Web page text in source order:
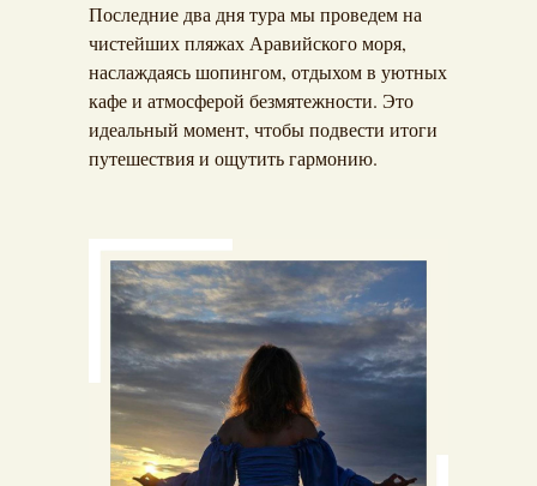
Последние два дня тура мы проведем на
чистейших пляжах Аравийского моря,
наслаждаясь шопингом, отдыхом в уютных
кафе и атмосферой безмятежности. Это
идеальный момент, чтобы подвести итоги
путешествия и ощутить гармонию.